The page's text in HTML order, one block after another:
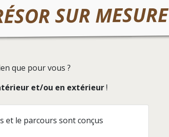
SUR MESURE
que pour vous ?
et/ou en extérieur!
et le parcours sont conçus